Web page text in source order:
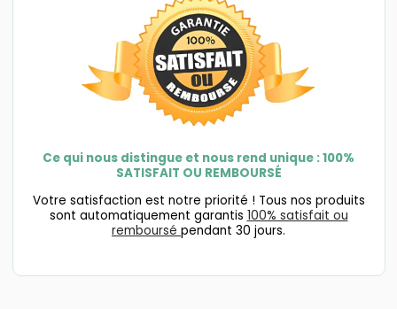
Ce qui nous distingue et nous rend unique : 100%
SATISFAIT OU REMBOURSÉ
Votre satisfaction est notre priorité ! Tous nos produits
sont automatiquement garantis 100% satisfait ou
remboursé pendant 30 jours.